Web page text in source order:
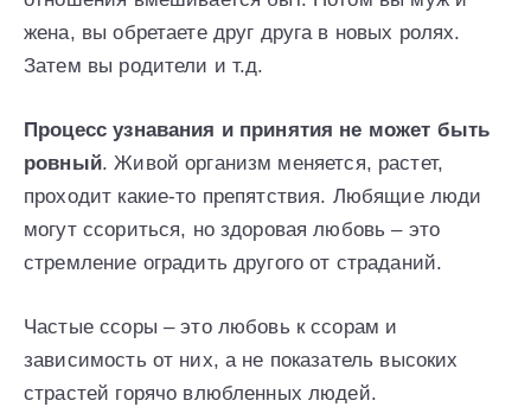
жена, вы обретаете друг друга в новых ролях.
Затем вы родители и т.д.
Процесс узнавания и принятия не может быть
ровный. Живой организм меняется, растет,
проходит какие-то препятствия. Любящие люди
могут ссориться, но здоровая любовь – это
стремление оградить другого от страданий.
Частые ссоры – это любовь к ссорам и
зависимость от них, а не показатель высоких
страстей горячо влюбленных людей.